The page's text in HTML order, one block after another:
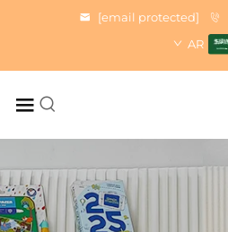
[email protected]
AR